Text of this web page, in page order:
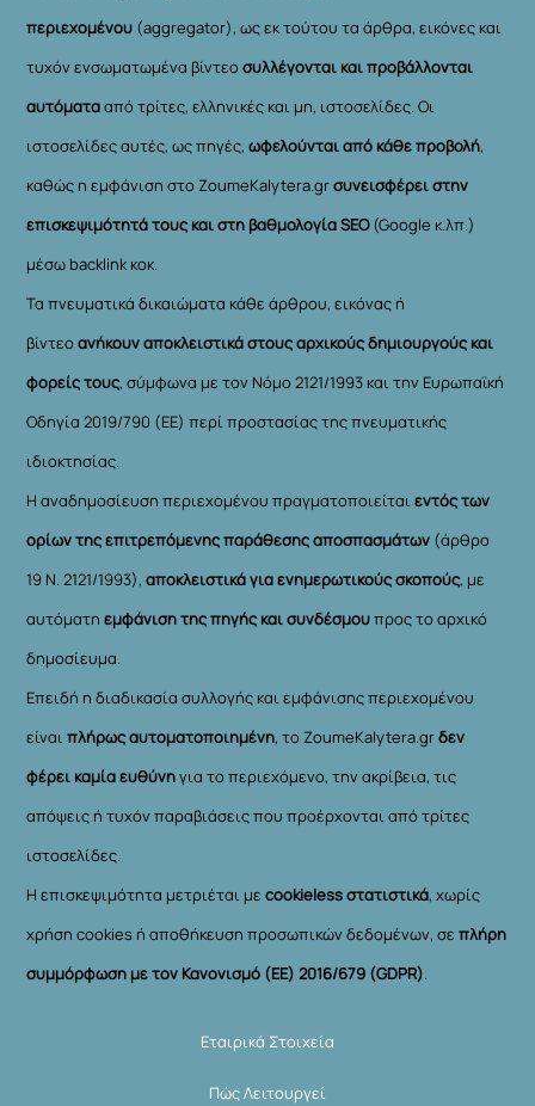
περιεχομένου (aggregator), ως εκ τούτου τα άρθρα, εικόνες και
τυχόν ενσωματωμένα βίντεοσυλλέγονται και προβάλλονται
αυτόματααπό τρίτες, ελληνικές και μη, ιστοσελίδες. Οι
ιστοσελίδες αυτές, ως πηγές,ωφελούνται από κάθε προβολή,
καθώς η εμφάνιση στο ZoumeKalytera.grσυνεισφέρει στην
επισκεψιμότητά τους και στη βαθμολογία SEO(Google κ.λπ.)
μέσω backlink κοκ.
Τα πνευματικά δικαιώματα κάθε άρθρου, εικόνας ή
βίντεοανήκουν αποκλειστικά στους αρχικούς δημιουργούς και
φορείς τους, σύμφωνα με τον Νόμο 2121/1993 και την Ευρωπαϊκή
Οδηγία 2019/790 (ΕΕ) περί προστασίας της πνευματικής
ιδιοκτησίας.
Η αναδημοσίευση περιεχομένου πραγματοποιείταιεντός των
ορίων της επιτρεπόμενης παράθεσης αποσπασμάτων (άρθρο
19 Ν. 2121/1993), αποκλειστικά για ενημερωτικούς σκοπούς, με
αυτόματηεμφάνιση της πηγής και συνδέσμουπρος το αρχικό
δημοσίευμα.
Επειδή η διαδικασία συλλογής και εμφάνισης περιεχομένου
είναιπλήρως αυτοματοποιημένη, το ZoumeKalytera.grδεν
φέρει καμία ευθύνηγια το περιεχόμενο, την ακρίβεια, τις
απόψεις ή τυχόν παραβιάσεις που προέρχονται από τρίτες
ιστοσελίδες.
Η επισκεψιμότητα μετριέται μεcookieless στατιστικά, χωρίς
χρήση cookies ή αποθήκευση προσωπικών δεδομένων, σεπλήρη
συμμόρφωση με τον Κανονισμό (ΕΕ) 2016/679 (GDPR).
Εταιρικά Στοιχεία
Πώς Λειτουργεί